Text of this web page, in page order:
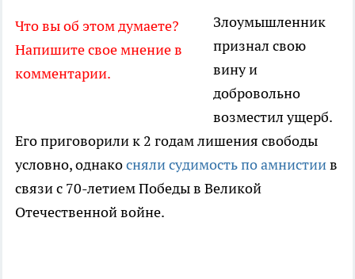
Что вы об этом думаете?
Напишите свое мнение в
комментарии.
Злоумышленник
признал свою
вину и
добровольно
возместил ущерб.
Его приговорили к 2 годам лишения свободы
условно, однакосняли судимость по амнистиив
связи с 70-летием Победы в Великой
Отечественной войне.